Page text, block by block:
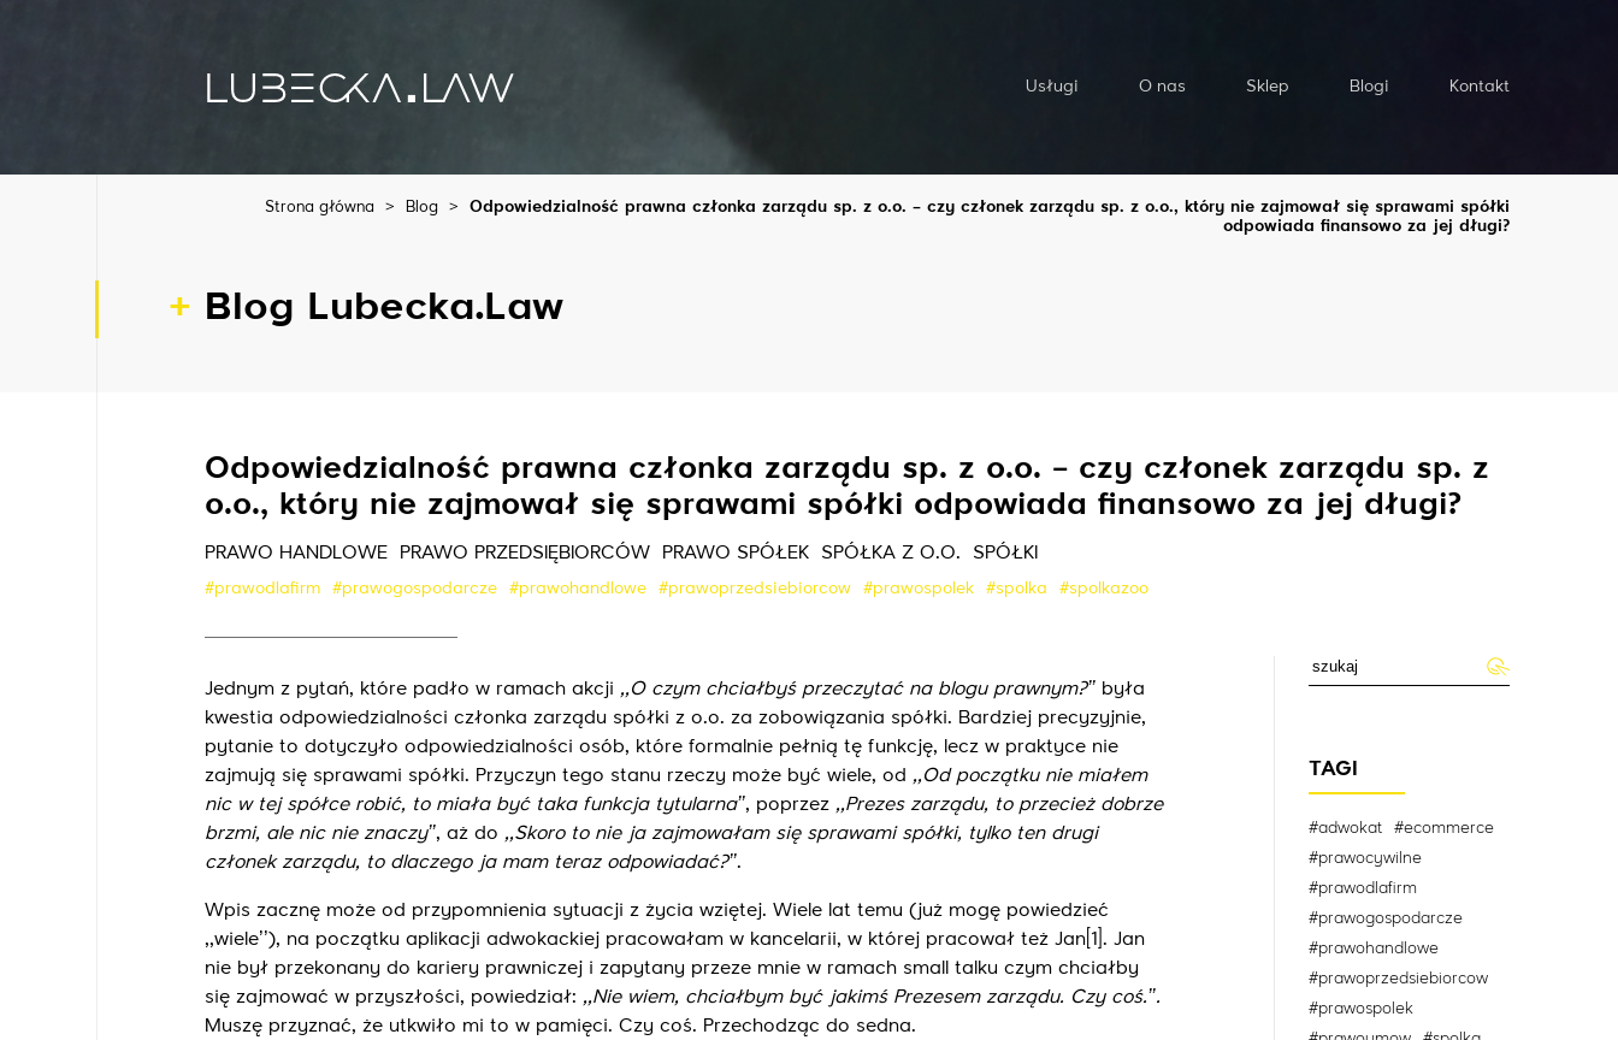
Usługi O nas Sklep Blogi Kontakt
Strona główna > Blog >
Odpowiedzialność prawna członka zarządu sp. z o.o. – czy członek zarządu sp. z o.o., który nie zajmował się sprawami spółki
odpowiada finansowo za jej długi?
Blog Lubecka.Law
Odpowiedzialność prawna członka zarządu sp. z o.o. – czy członek zarządu sp. z
o.o., który nie zajmował się sprawami spółki odpowiada finansowo za jej długi?
PRAWO HANDLOWE PRAWO PRZEDSIĘBIORCÓW PRAWO SPÓŁEK SPÓŁKA Z O.O. SPÓŁKI
#prawodlafirm #prawogospodarcze #prawohandlowe #prawoprzedsiebiorcow #prawospolek #spolka #spolkazoo
Jednym z pytań, które padło w ramach akcji ,,O czym chciałbyś przeczytać na blogu prawnym?’’ była
kwestia odpowiedzialności członka zarządu spółki z o.o. za zobowiązania spółki. Bardziej precyzyjnie,
pytanie to dotyczyło odpowiedzialności osób, które formalnie pełnią tę funkcję, lecz w praktyce nie
zajmują się sprawami spółki. Przyczyn tego stanu rzeczy może być wiele, od ,,Od początku nie miałem
nic w tej spółce robić, to miała być taka funkcja tytularna’’, poprzez ,,Prezes zarządu, to przecież dobrze
brzmi, ale nic nie znaczy’’, aż do ,,Skoro to nie ja zajmowałam się sprawami spółki, tylko ten drugi
członek zarządu, to dlaczego ja mam teraz odpowiadać?’’.
Wpis zacznę może od przypomnienia sytuacji z życia wziętej. Wiele lat temu (już mogę powiedzieć
,,wiele’’), na początku aplikacji adwokackiej pracowałam w kancelarii, w której pracował też Jan [1] . Jan
nie był przekonany do kariery prawniczej i zapytany przeze mnie w ramach small talku czym chciałby
się zajmować w przyszłości, powiedział: ,,Nie wiem, chciałbym być jakimś Prezesem zarządu. Czy coś.’’.
Muszę przyznać, że utkwiło mi to w pamięci. Czy coś. Przechodząc do sedna.
TAGI
#adwokat
#ecommerce
#prawocywilne
#prawodlafirm
#prawogospodarcze
#prawohandlowe
#prawoprzedsiebiorcow
#prawospolek